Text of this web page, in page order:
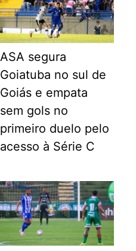
ASA segura
Goiatuba no sul de
Goiás e empata
sem gols no
primeiro duelo pelo
acesso à Série C